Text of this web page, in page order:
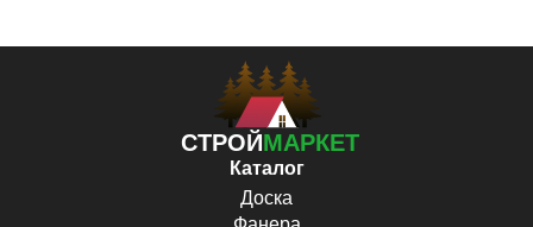
СТРОЙМАРКЕТ
Каталог
Доска